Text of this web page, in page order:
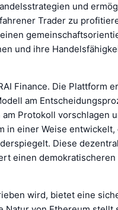
und
Trader zu
und ihre
Finance. Die Plattform
am
Protokoll vorschlagen
in einer Weise entwickelt,
Diese
einen demokratischeren
wird, bietet eine